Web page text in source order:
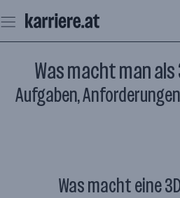
Seiteninhalt
springen
Was macht man
Aufgaben,
Was macht eine